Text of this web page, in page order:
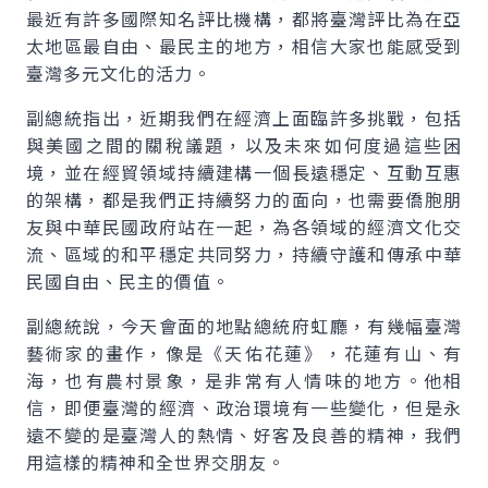
最近有許多國際知名評比機構，都將臺灣評比為在亞
太地區最自由、最民主的地方，相信大家也能感受到
臺灣多元文化的活力。
副總統指出，近期我們在經濟上面臨許多挑戰，包括
與美國之間的關稅議題，以及未來如何度過這些困
境，並在經貿領域持續建構一個長遠穩定、互動互惠
的架構，都是我們正持續努力的面向，也需要僑胞朋
友與中華民國政府站在一起，為各領域的經濟文化交
流、區域的和平穩定共同努力，持續守護和傳承中華
民國自由、民主的價值。
副總統說，今天會面的地點總統府虹廳，有幾幅臺灣
藝術家的畫作，像是《天佑花蓮》，花蓮有山、有
海，也有農村景象，是非常有人情味的地方。他相
信，即便臺灣的經濟、政治環境有一些變化，但是永
遠不變的是臺灣人的熱情、好客及良善的精神，我們
用這樣的精神和全世界交朋友。